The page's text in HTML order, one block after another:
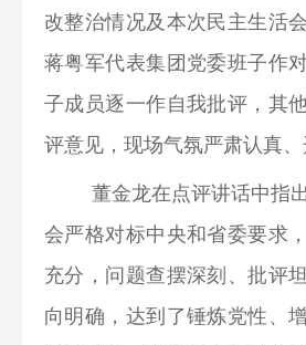
改整治情况及本次民主生活
蒋粤军代表集团党委班子作
子成员逐一作自我批评，其
评意见，现场气氛严肃认真、
董金龙在点评讲话中指
会严格对标中央和省委要求
充分，问题查摆深刻、批评
向明确，达到了锤炼党性、